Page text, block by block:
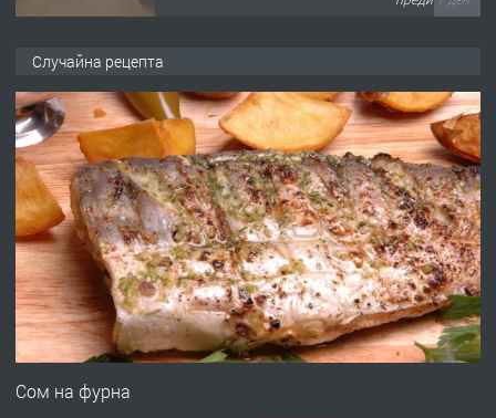
преди 2 дни
ПРЕДЛАГА
№4120 Магазин/Офис под наем в кв.
Любен Каравелов, Хасково-близо до
градската градина!
преди 2 дни
ПРЕДЛАГА
ПРОСТОРЕН ТРИСТАЕН
Случайна рецепта
Сом на фурна